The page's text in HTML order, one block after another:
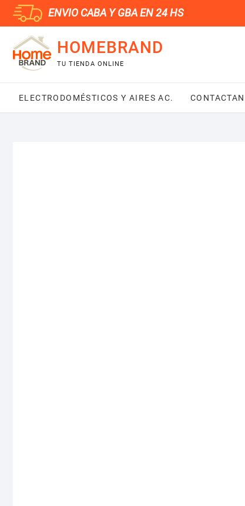
Saltar
contenido
ENVIO CABA Y GBA EN 24 HS
HOMEBRAND
TU TIENDA ONLINE
ELECTRODOMÉSTICOS Y AIRES AC.